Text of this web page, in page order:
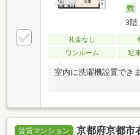
3階
礼金なし
ワンルーム
駐
室内に洗濯機設置でき
賃貸マンション
京都府京都市